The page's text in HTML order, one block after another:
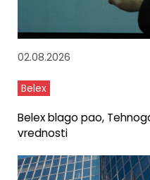
02.08.2026
Belex
Belex blago pao,
vrednosti